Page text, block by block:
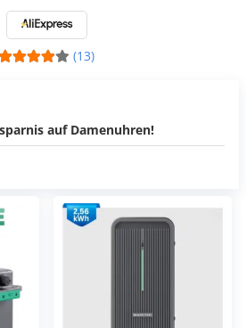
(13)
auf Damenuhren!